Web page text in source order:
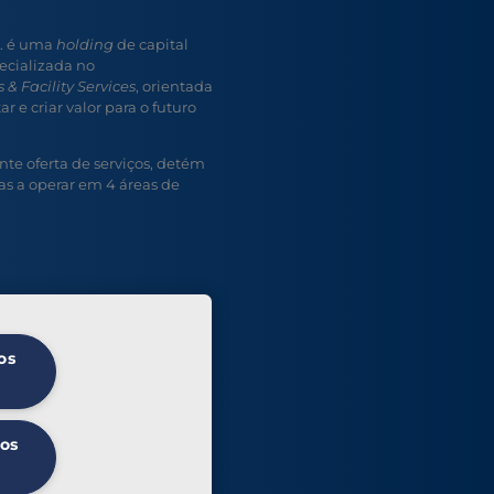
é umaholding de capital
no
& Facility Services, orientada
e criar valor para o futuro
oferta de serviços, detém
a operar em 4 áreas de